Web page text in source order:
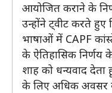
आयोजित कराने के
उन्होंने ट्वीट करते हुए
भाषाओं में CAPF
के ऐतिहासिक निर्णय के
शाह को धन्यवाद
के लिए अधिक अवसर